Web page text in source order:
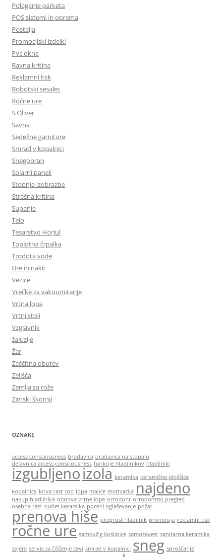
Polaganje parketa
POS sistemi in oprema
Postelja
Promocijski izdelki
Pvc okna
Ravna kritina
Reklamni tisk
Robotski sesalec
Ročne ure
S Oliver
Savna
Sedežne garniture
Smrad v kopalnici
Snegobran
Solarni paneli
Stopnje izobrazbe
Strešna kritina
Supanje
Telo
Tesarstvo Horjul
Toplotna črpalka
Trodota vode
Ure in nakit
Vezice
Vrečke za vakuumiranje
Vrtna lopa
Vrtni stoli
Vzglavnik
žaluzije
Žar
Zaščitna obutev
Zelišča
Zemlja za rože
Zimski škornji
OZNAKE
access consciousness bradavica bradavica na stopalu
delavnica access consciousness funkcije hladilnikov hladilniki
izgubljenoizola keramika keramične ploščice
kopalnica kriva rast zob lopa majice motivacija najdeno
nakup hladilnika obnova vrtne lope ortodont ortodontski pregled
osebna rast outlet keramika poceni oglaševanje požar
prenova hiše preprost hladilnik promocija reklamni tisk
ročne ure samovžig kosilnice samozavest sanitarna keramika
sejem servis za čiščenje cevi smrad v kopalnici sneg sproščanje